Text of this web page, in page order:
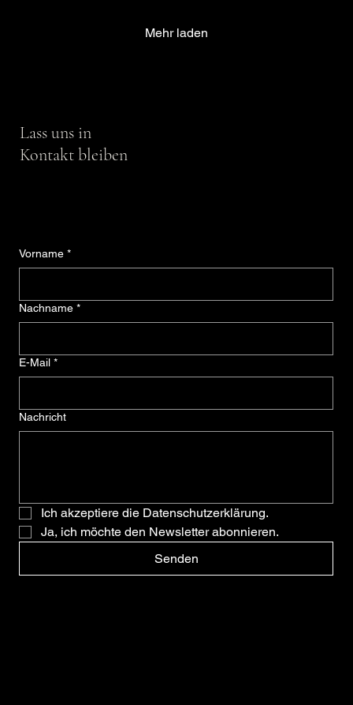
Mehr laden
Lass uns in
Kontakt bleiben
Vorname *
Nachname *
E-Mail *
Nachricht
Ich akzeptiere die Datenschutzerklärung.
Ja, ich möchte den Newsletter abonnieren.
Senden